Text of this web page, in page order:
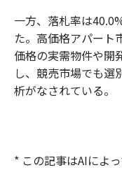
一方、落札率は
た。高価格アパート
価格の実需物件や開
し、競売市場でも選
析がなされている。
* この記事はAIによ